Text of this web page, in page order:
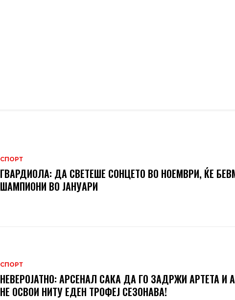
СПОРТ
ГВАРДИОЛА: ДА СВЕТЕШЕ СОНЦЕТО ВО НОЕМВРИ, ЌЕ
ШАМПИОНИ ВО ЈАНУАРИ
СПОРТ
НЕВЕРОЈАТНО: АРСЕНАЛ САКА ДА ГО ЗАДРЖИ АРТЕТА И
НЕ ОСВОИ НИТУ ЕДЕН ТРОФЕЈ СЕЗОНАВА!